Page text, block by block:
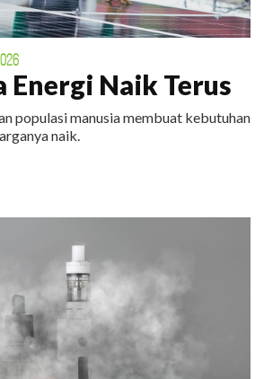
Energi Naik Terus
populasi manusia membuat kebutuhan
naik.